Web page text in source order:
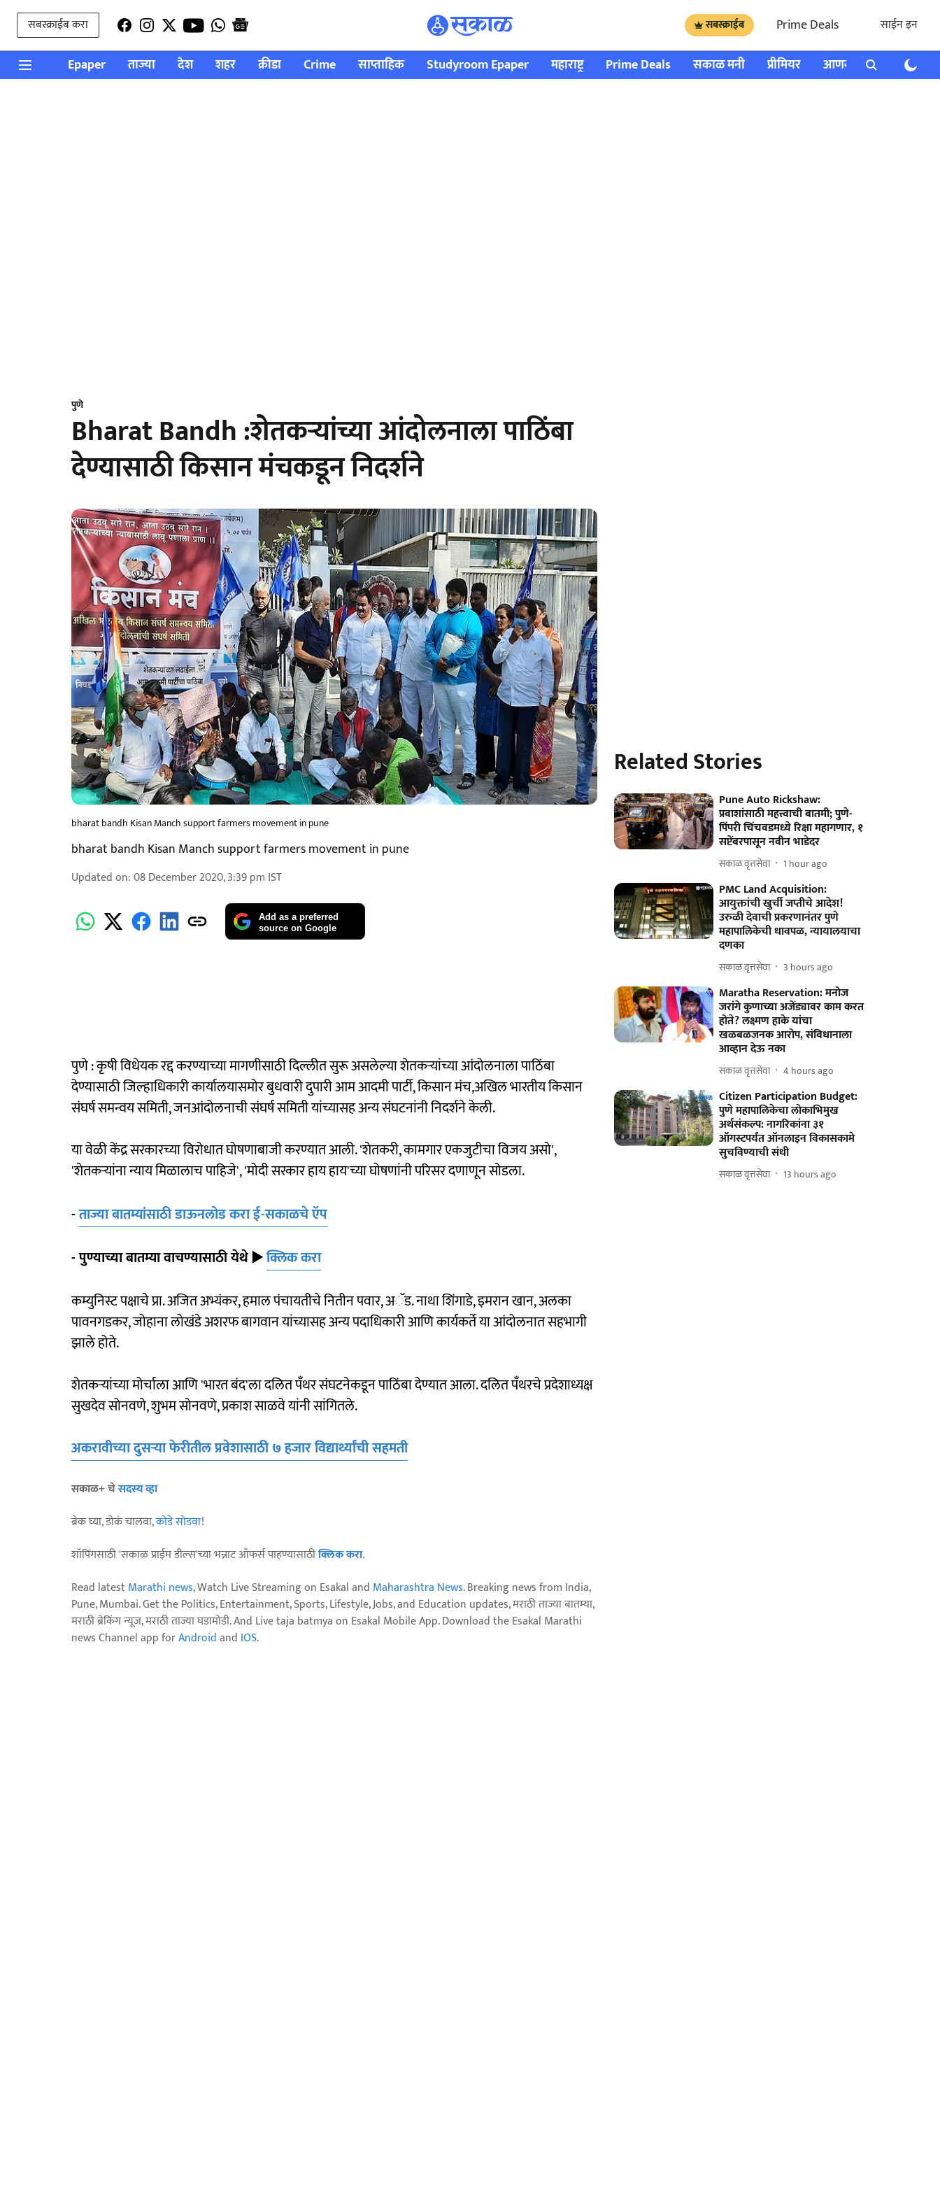
सबस्क्राईब करा सबस्क्राईब Prime Deals साईन इन
Epaper ताज्या देश शहर क्रीडा Crime साप्ताहिक Studyroom Epaper महाराष्ट्र Prime Deals सकाळ मनी प्रीमियर आणखी राशी भविष्य
पुणे
Bharat Bandh :शेतकर्‍यांच्या आंदोलनाला पाठिंबा
देण्यासाठी किसान मंचकडून निदर्शने
bharat bandh Kisan Manch support farmers movement in pune
bharat bandh Kisan Manch support farmers movement in pune
Updated on:08 December 2020, 3:39 pm IST
Add as a preferred
source on Google
पुणे : कृषी विधेयक रद्द करण्याच्या मागणीसाठी दिल्लीत सुरू असलेल्या शेतकर्‍यांच्या आंदोलनाला पाठिंबा
देण्यासाठी जिल्हाधिकारी कार्यालयासमोर बुधवारी दुपारी आम आदमी पार्टी, किसान मंच,अखिल भारतीय किसान
संघर्ष समन्वय समिती, जनआंदोलनाची संघर्ष समिती यांच्यासह अन्य संघटनांनी निदर्शने केली.
या वेळी केंद्र सरकारच्या विरोधात घोषणाबाजी करण्यात आली. 'शेतकरी, कामगार एकजुटीचा विजय असो',
'शेतकऱ्यांना न्याय मिळालाच पाहिजे', 'मोदी सरकार हाय हाय'च्या घोषणांनी परिसर दणाणून सोडला.
-ताज्या बातम्यांसाठी डाऊनलोड करा ई-सकाळचे ऍप
- पुण्याच्या बातम्या वाचण्यासाठी येथे►क्लिक करा
कम्युनिस्ट पक्षाचे प्रा. अजित अभ्यंकर, हमाल पंचायतीचे नितीन पवार, अॅड. नाथा शिंगाडे, इमरान खान, अलका
पावनगडकर, जोहाना लोखंडे अशरफ बागवान यांच्यासह अन्य पदाधिकारी आणि कार्यकर्ते या आंदोलनात सहभागी
झाले होते.
शेतकऱ्यांच्या मोर्चाला आणि 'भारत बंद'ला दलित पॅंथर संघटनेकडून पाठिंबा देण्यात आला. दलित पॅंथरचे प्रदेशाध्यक्ष
सुखदेव सोनवणे, शुभम सोनवणे, प्रकाश साळवे यांनी सांगितले.
अकरावीच्या दुसऱ्या फेरीतील प्रवेशासाठी ७ हजार विद्यार्थ्यांची सहमती
सकाळ+ चेसदस्य व्हा
ब्रेक घ्या, डोकं चालवा,कोडे सोडवा!
शॉपिंगसाठी 'सकाळ प्राईम डील्स'च्या भन्नाट ऑफर्स पाहण्यासाठीक्लिक करा.
Read latestMarathi news, Watch Live Streaming on Esakal and Maharashtra News. Breaking news from India,
Pune, Mumbai. Get the Politics, Entertainment, Sports, Lifestyle, Jobs, and Education updates, मराठी ताज्या बातम्या,
मराठी ब्रेकिंग न्यूज, मराठी ताज्या घडामोडी. And Live taja batmya on Esakal Mobile App. Download the Esakal Marathi
news Channel app forAndroidand IOS.
Related Stories
Pune Auto Rickshaw:
प्रवाशांसाठी महत्त्वाची बातमी; पुणे-
पिंपरी चिंचवडमध्ये रिक्षा महागणार, १
सप्टेंबरपासून नवीन भाडेदर
सकाळ वृत्तसेवा 1 hour ago
PMC Land Acquisition:
आयुक्तांची खुर्ची जप्तीचे आदेश!
उरुळी देवाची प्रकरणानंतर पुणे
महापालिकेची धावपळ, न्यायालयाचा
दणका
सकाळ वृत्तसेवा 3 hours ago
Maratha Reservation: मनोज
जरांगे कुणाच्या अजेंड्यावर काम करत
होते? लक्ष्मण हाके यांचा
खळबळजनक आरोप, संविधानाला
आव्हान देऊ नका
सकाळ वृत्तसेवा 4 hours ago
Citizen Participation Budget:
पुणे महापालिकेचा लोकाभिमुख
अर्थसंकल्प: नागरिकांना ३१
ऑगस्टपर्यंत ऑनलाइन विकासकामे
सुचविण्याची संधी
सकाळ वृत्तसेवा 13 hours ago